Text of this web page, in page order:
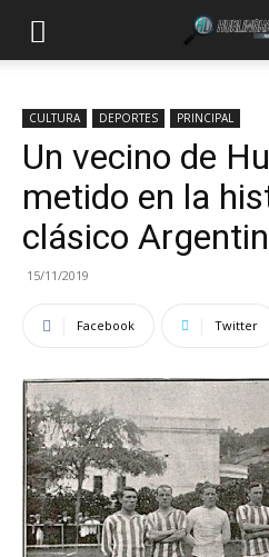
CULTURA DEPORTES PRINCIPAL
Un vecino de
metido en la
clásico
15/11/2019
Facebook Twitter